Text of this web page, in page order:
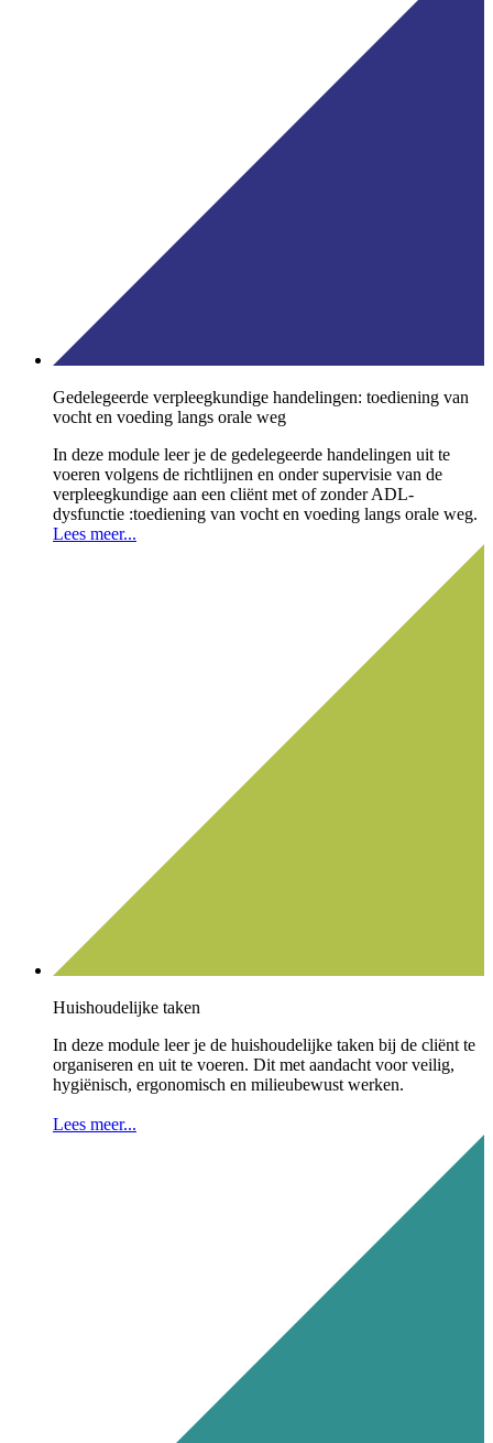
Gedelegeerde verpleegkundige handelingen: toediening van
vocht en voeding langs orale weg
In deze module leer je de gedelegeerde handelingen uit te
voeren volgens de richtlijnen en onder supervisie van de
verpleegkundige aan een cliënt met of zonder ADL-
dysfunctie :toediening van vocht en voeding langs orale weg.
Lees meer...
Huishoudelijke taken
In deze module leer je de huishoudelijke taken bij de cliënt te
organiseren en uit te voeren. Dit met aandacht voor veilig,
hygiënisch, ergonomisch en milieubewust werken.
Lees meer...